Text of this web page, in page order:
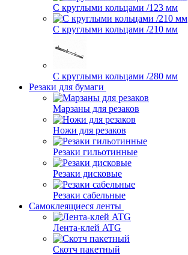
С круглыми кольцами /123 мм
С круглыми кольцами /210 мм
С круглыми кольцами /280 мм
Резаки для бумаги
Марзаны для резаков
Ножи для резаков
Резаки гильотинные
Резаки дисковые
Резаки сабельные
Самоклеящиеся ленты
Лента-клей ATG
Скотч пакетный